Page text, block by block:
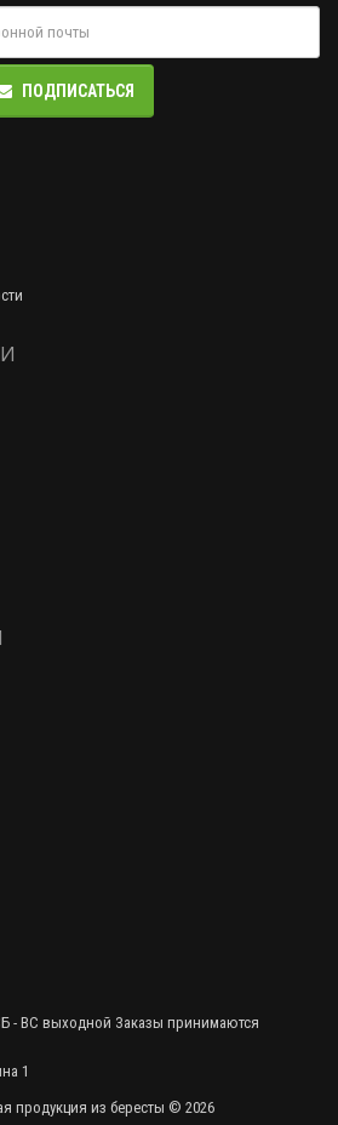
ПОДПИСАТЬСЯ
- ВС выходной Заказы принимаются
1
продукция из бересты © 2026